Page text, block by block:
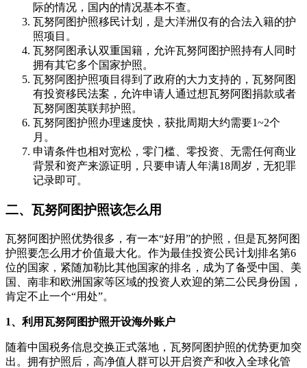
际的情况，国内的情况基本不查。
瓦努阿图护照移民计划，是大洋洲仅有的合法入籍的护
照项目。
瓦努阿图承认双重国籍，允许瓦努阿图护照持有人同时
拥有其它多个国家护照。
瓦努阿图护照项目得到了政府的大力支持的，瓦努阿图
有投资移民法案，允许申请人通过想瓦努阿图捐款或者
瓦努阿图英联邦护照。
瓦努阿图护照办理速度快，获批周期大约需要1~2个
月。
申请条件也相对宽松，零门槛、零投资、无需任何商业
背景和资产来源证明，只要申请人年满18周岁，无犯罪
记录即可。
二、瓦努阿图护照该怎么用
瓦努阿图护照优势很多，有一本“好用”的护照，但是瓦努阿图
护照要怎么用才价值最大化。作为最佳投资公民计划排名第6
位的国家，紧随加勒比其他国家的排名，成为了备受中国、美
国、南非和欧洲国家等区域的投资人欢迎的第二公民身份国，
肯定不止一个“用处”。
1、利用瓦努阿图护照开设海外账户
随着中国税务信息交换正式落地，瓦努阿图护照的优势更加突
出。拥有护照后，高净值人群可以开启资产和收入全球化管